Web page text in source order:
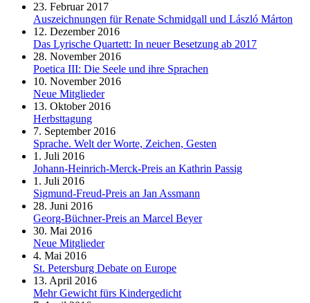
23. Februar 2017
Auszeichnungen für Renate Schmidgall und László Márton
12. Dezember 2016
Das Lyrische Quartett: In neuer Besetzung ab 2017
28. November 2016
Poetica III: Die Seele und ihre Sprachen
10. November 2016
Neue Mitglieder
13. Oktober 2016
Herbsttagung
7. September 2016
Sprache. Welt der Worte, Zeichen, Gesten
1. Juli 2016
Johann-Heinrich-Merck-Preis an Kathrin Passig
1. Juli 2016
Sigmund-Freud-Preis an Jan Assmann
28. Juni 2016
Georg-Büchner-Preis an Marcel Beyer
30. Mai 2016
Neue Mitglieder
4. Mai 2016
St. Petersburg Debate on Europe
13. April 2016
Mehr Gewicht fürs Kindergedicht